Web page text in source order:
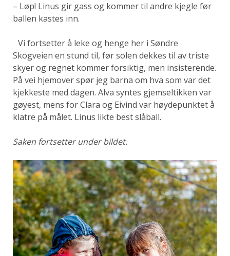
– Løp! Linus gir gass og kommer til andre kjegle før
ballen kastes inn.
Vi fortsetter å leke og henge her i Søndre
Skogveien en stund til, før solen dekkes til av triste
skyer og regnet kommer forsiktig, men insisterende.
På vei hjemover spør jeg barna om hva som var det
kjekkeste med dagen. Alva syntes gjemseltikken var
gøyest, mens for Clara og Eivind var høydepunktet å
klatre på målet. Linus likte best slåball.
Saken fortsetter under bildet.